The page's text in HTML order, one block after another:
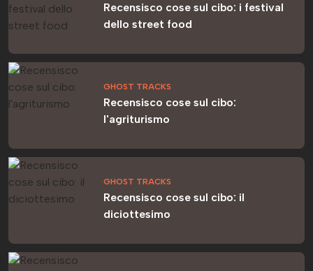
Recensisco cose sul cibo: i festival
dello street food
GHOST TRACKS
Recensisco cose sul cibo:
l'agriturismo
GHOST TRACKS
Recensisco cose sul cibo: il
diciottesimo